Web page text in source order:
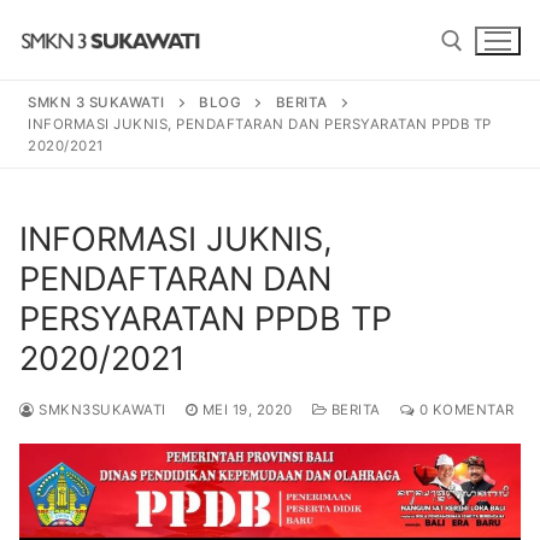
BERANDA
PROGRAM
SENI TARI BALI
SENI PEDALANGAN
PROFIL SEKOLAH
SEJARAH
BERITA
SMKN 3 SUKAWATI BLOG
BERITA
INFORMASI JUKNIS, PENDAFTARAN DAN PERSYARATAN PPDB TP
2020/2021
INFORMASI JUKNIS,
PENDAFTARAN DAN
PERSYARATAN PPDB TP
2020/2021
SMKN3SUKAWATI MEI 19, 2020 BERITA 0 KOMENTAR